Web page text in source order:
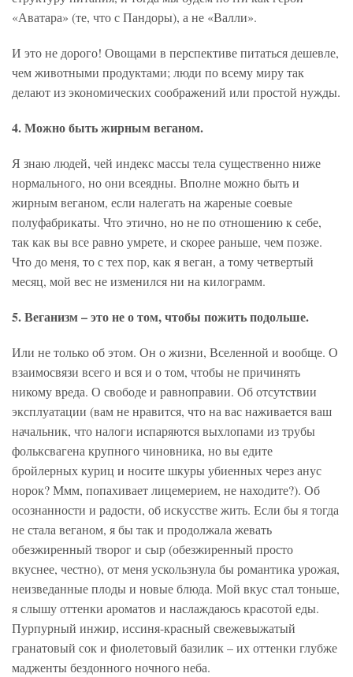
«Аватара» (те, что с Пандоры), а не «Валли».
И это не дорого! Овощами в перспективе питаться дешевле,
чем животными продуктами; люди по всему миру так
делают из экономических соображений или простой нужды.
4. Можно быть жирным веганом.
Я знаю людей, чей индекс массы тела существенно ниже
нормального, но они всеядны. Вполне можно быть и
жирным веганом, если налегать на жареные соевые
полуфабрикаты. Что этично, но не по отношению к себе,
так как вы все равно умрете, и скорее раньше, чем позже.
Что до меня, то с тех пор, как я веган, а тому четвертый
месяц, мой вес не изменился ни на килограмм.
5. Веганизм – это не о том, чтобы пожить подольше.
Или не только об этом. Он о жизни, Вселенной и вообще. О
взаимосвязи всего и вся и о том, чтобы не причинять
никому вреда. О свободе и равноправии. Об отсутствии
эксплуатации (вам не нравится, что на вас наживается ваш
начальник, что налоги испаряются выхлопами из трубы
фольксвагена крупного чиновника, но вы едите
бройлерных куриц и носите шкуры убиенных через анус
норок? Ммм, попахивает лицемерием, не находите?). Об
осознанности и радости, об искусстве жить. Если бы я тогда
не стала веганом, я бы так и продолжала жевать
обезжиренный творог и сыр (обезжиренный просто
вкуснее, честно), от меня ускользнула бы романтика урожая,
неизведанные плоды и новые блюда. Мой вкус стал тоньше,
я слышу оттенки ароматов и наслаждаюсь красотой еды.
Пурпурный инжир, иссиня-красный свежевыжатый
гранатовый сок и фиолетовый базилик – их оттенки глубже
мадженты бездонного ночного неба.